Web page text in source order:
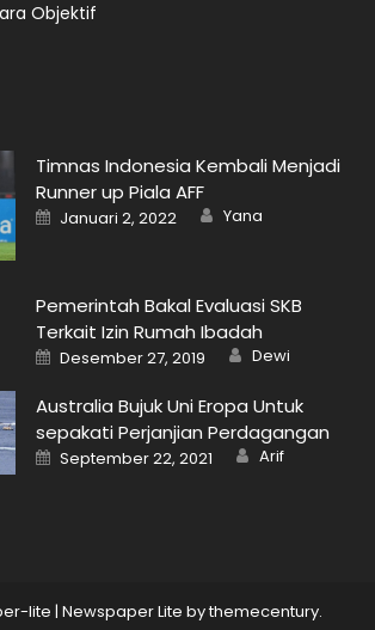
Objektif
Timnas Indonesia Kembali Menjadi
Runner up Piala AFF
Posted
on
Januari 2, 2022 Author
Yana
Pemerintah Bakal Evaluasi SKB
Terkait Izin Rumah Ibadah
Posted
on
Desember 27, 2019 Author
Dewi
Australia Bujuk Uni Eropa Untuk
sepakati Perjanjian Perdagangan
Posted
on
September 22, 2021 Author
Arif
lite | Newspaper Lite bythemecentury.